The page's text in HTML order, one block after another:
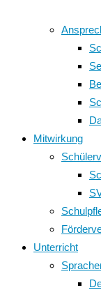
Mitwirkung
Unterricht